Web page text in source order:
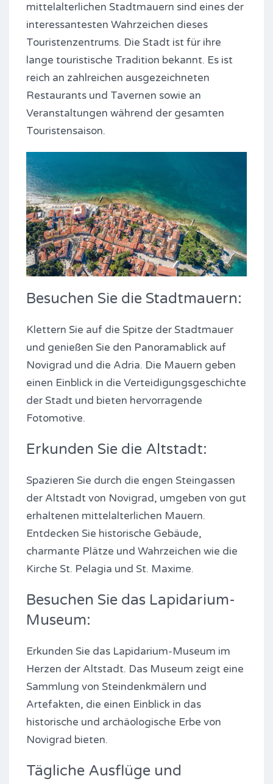
mittelalterlichen Stadtmauern sind eines der
interessantesten Wahrzeichen dieses
Touristenzentrums. Die Stadt ist für ihre
lange touristische Tradition bekannt. Es ist
reich an zahlreichen ausgezeichneten
Restaurants und Tavernen sowie an
Veranstaltungen während der gesamten
Touristensaison.
Besuchen Sie die Stadtmauern:
Klettern Sie auf die Spitze der Stadtmauer
und genießen Sie den Panoramablick auf
Novigrad und die Adria. Die Mauern geben
einen Einblick in die Verteidigungsgeschichte
der Stadt und bieten hervorragende
Fotomotive.
Erkunden Sie die Altstadt:
Spazieren Sie durch die engen Steingassen
der Altstadt von Novigrad, umgeben von gut
erhaltenen mittelalterlichen Mauern.
Entdecken Sie historische Gebäude,
charmante Plätze und Wahrzeichen wie die
Kirche St. Pelagia und St. Maxime.
Besuchen Sie das Lapidarium-
Museum:
Erkunden Sie das Lapidarium-Museum im
Herzen der Altstadt. Das Museum zeigt eine
Sammlung von Steindenkmälern und
Artefakten, die einen Einblick in das
historische und archäologische Erbe von
Novigrad bieten.
Tägliche Ausflüge und